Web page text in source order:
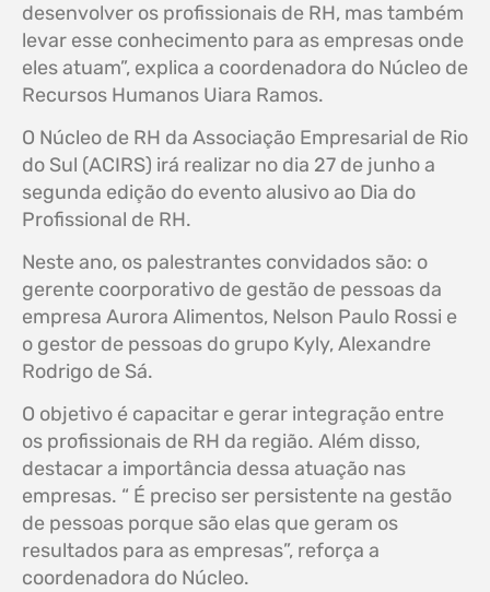
desenvolver os profissionais de RH, mas também
levar esse conhecimento para as empresas onde
eles atuam”, explica a coordenadora do Núcleo de
Recursos Humanos Uiara Ramos.
O Núcleo de RH da Associação Empresarial de Rio
do Sul (ACIRS) irá realizar no dia 27 de junho a
segunda edição do evento alusivo ao Dia do
Profissional de RH.
Neste ano, os palestrantes convidados são: o
gerente coorporativo de gestão de pessoas da
empresa Aurora Alimentos, Nelson Paulo Rossi e
o gestor de pessoas do grupo Kyly, Alexandre
Rodrigo de Sá.
O objetivo é capacitar e gerar integração entre
os profissionais de RH da região. Além disso,
destacar a importância dessa atuação nas
empresas. “ É preciso ser persistente na gestão
de pessoas porque são elas que geram os
resultados para as empresas”, reforça a
coordenadora do Núcleo.